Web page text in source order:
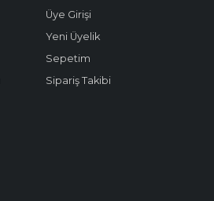
Üye Girişi
Yeni Üyelik
Sepetim
Sipariş Takibi